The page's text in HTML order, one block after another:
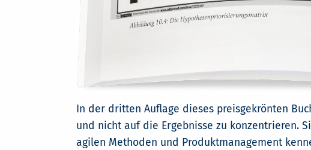
In der dritten Auflage dieses preisgekrönten
und nicht auf die Ergebnisse zu konzentrieren.
agilen Methoden und Produktmanagement